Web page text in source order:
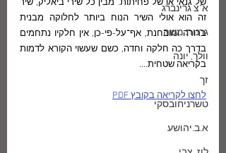
א"צ גרינברג
גרנות משה
וולך, יונה
זך
טשרניחובסקי
א.ב.יהושע
בקריאה שטחית....
לחצו לקריאה בקובץ PDF